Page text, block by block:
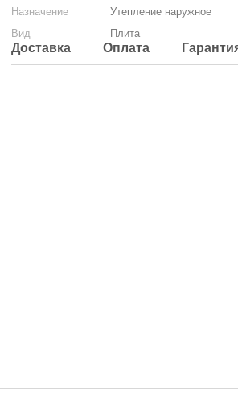
Назначение
Утепление наружное
Вид
Плита
Доставка Оплата